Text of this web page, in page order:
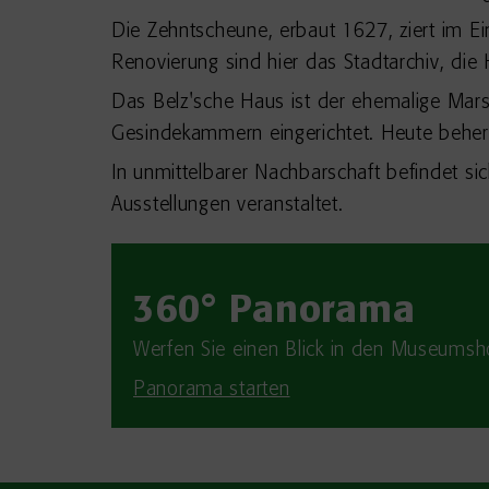
Die Zehntscheune, erbaut 1627, ziert im
Renovierung sind hier das Stadtarchiv,
Das Belz'sche Haus ist der ehemalige
Gesindekammern eingerichtet. Heute
In unmittelbarer Nachbarschaft befindet
Ausstellungen veranstaltet.
360° Panorama
Werfen Sie einen Blick in den
Panorama starten